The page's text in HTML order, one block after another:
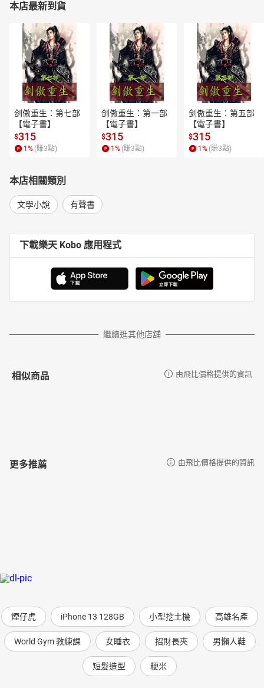
本店最新到貨
剑傲重生：第七部
【電子書】
$315
1 % (賺3點)
剑傲重生：第一部
【電子書】
$315
1 % (賺3點)
剑傲重生：第五部
【電子書】
$315
1 % (賺3點)
本店相關類別
文學小說 有聲書
下載樂天 Kobo 應用程式
繼續逛其他店舖
相似商品 由飛比價格提供的資訊
更多推薦 由飛比價格提供的資訊
煙仔虎 iPhone 13 128GB 小型挖土機 高雄名產
World Gym 教練課 女睡衣 招財長夾 男懶人鞋
短髮造型 粳米